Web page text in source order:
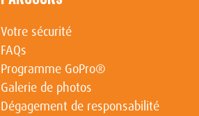
Votre sécurité
FAQs
Programme GoPro®
Galerie de photos
Dégagement de responsabilité